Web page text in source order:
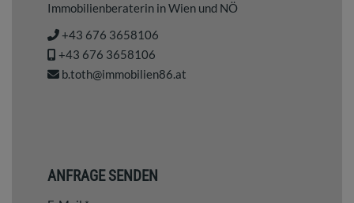
Immobilienberaterin in Wien und NÖ
+43 676 3658106
+43 676 3658106
b.toth@immobilien86.at
ANFRAGE SENDEN